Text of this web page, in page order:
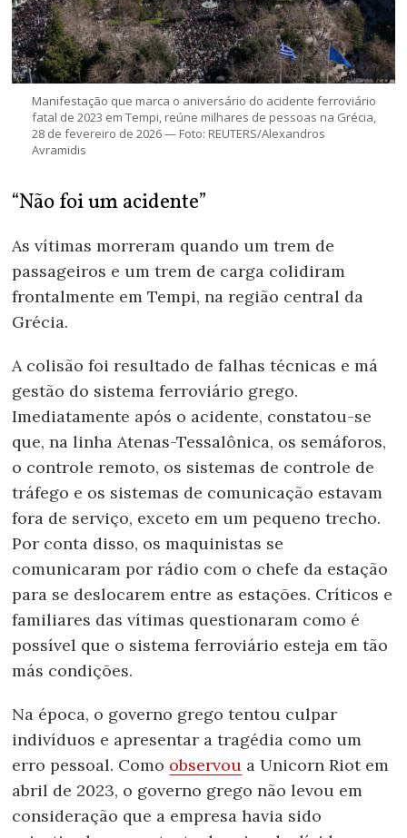
Manifestação que marca o aniversário do acidente ferroviário
fatal de 2023 em Tempi, reúne milhares de pessoas na Grécia,
28 de fevereiro de 2026 — Foto: REUTERS/Alexandros
Avramidis
“Não foi um acidente”
As vítimas morreram quando um trem de
passageiros e um trem de carga colidiram
frontalmente em Tempi, na região central da
Grécia.
A colisão foi resultado de falhas técnicas e má
gestão do sistema ferroviário grego.
Imediatamente após o acidente, constatou-se
que, na linha Atenas-Tessalônica, os semáforos,
o controle remoto, os sistemas de controle de
tráfego e os sistemas de comunicação estavam
fora de serviço, exceto em um pequeno trecho.
Por conta disso, os maquinistas se
comunicaram por rádio com o chefe da estação
para se deslocarem entre as estações. Críticos e
familiares das vítimas questionaram como é
possível que o sistema ferroviário esteja em tão
más condições.
Na época, o governo grego tentou culpar
indivíduos e apresentar a tragédia como um
erro pessoal. Como observou a Unicorn Riot em
abril de 2023, o governo grego não levou em
consideração que a empresa havia sido